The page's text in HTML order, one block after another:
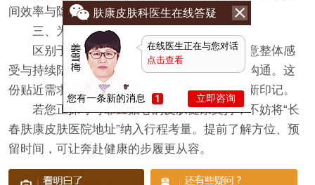
间效率与隐私守护，让求询过程更省心。
​三、为何受关注​
区别于单一诊疗，
长春肤康皮肤医院更在意整体感
受与持续陪伴，强调以理解换信任，以细致促沟通。这
份贴近需求的温度，使其在本地口碑中留下清新印记。
若您正探寻可靠且贴心的皮肤健康支持，不妨将“长
春肤康皮肤医院地址”纳入行程考量。提前了解方位、预
留时间，可让奔赴健康的步履更从容。
肤康皮肤科医生在线答疑
在线医生正在与您对话
点击查看
您有一条新的消息 立即咨询